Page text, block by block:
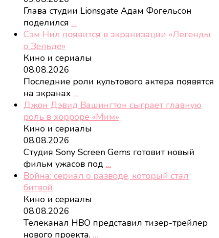
Глава студии Lionsgate Адам Фогельсон
поделился …
Сэм Нил появится в экранизации «Легенды
о Зельде»
Кино и сериалы
08.08.2026
Последние роли культового актера появятся
на экранах …
Джон Дэвид Вашингтон сыграет главную
роль в хорроре «Мим»
Кино и сериалы
08.08.2026
Студия Sony Screen Gems готовит новый
фильм ужасов под …
Война: сериал о разводе, который стал
битвой
Кино и сериалы
08.08.2026
Телеканал HBO представил тизер-трейлер
нового проекта. …